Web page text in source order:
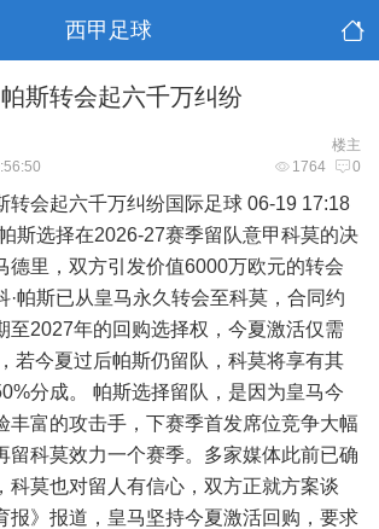
西甲足球
斯转会起六千万纠纷
楼主
1764 0
转会起六千万纠纷国际足球 06-19 17:18
斯选择在2026-27赛季留队意甲科莫的决
德里，双方引发价值6000万欧元的转会
·帕斯已从皇马永久转会至科莫，合同约
至2027年的回购选择权，今夏激活仅需
若今夏过后帕斯仍留队，科莫将享有其
分成。 帕斯选择留队，是因为皇马今
丰富的攻击手，下赛季首发席位竞争大幅
留科莫效力一个赛季。多家媒体此前已确
科莫也对留人有信心，双方正就方案谈
报》报道，皇马坚持今夏激活回购，要求